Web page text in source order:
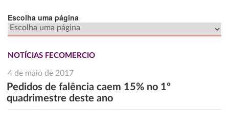
Escolha uma página
NOTÍCIAS FECOMERCIO
4 de maio de 2017
Pedidos de falência caem 15% no 1º
quadrimestre deste ano